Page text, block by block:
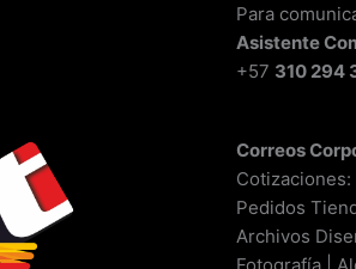
Para
Asistente
+57 310 294
Correos
Cotizaciones:
Pedidos
Archivos
Fotografía |